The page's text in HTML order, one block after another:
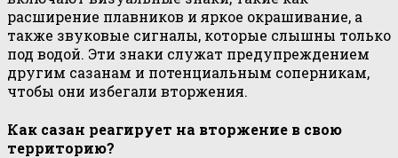
расширение плавников и яркое окрашивание, а
также звуковые сигналы, которые слышны только
под водой. Эти знаки служат предупреждением
другим сазанам и потенциальным соперникам,
чтобы они избегали вторжения.
Как сазан реагирует на вторжение в свою
территорию?